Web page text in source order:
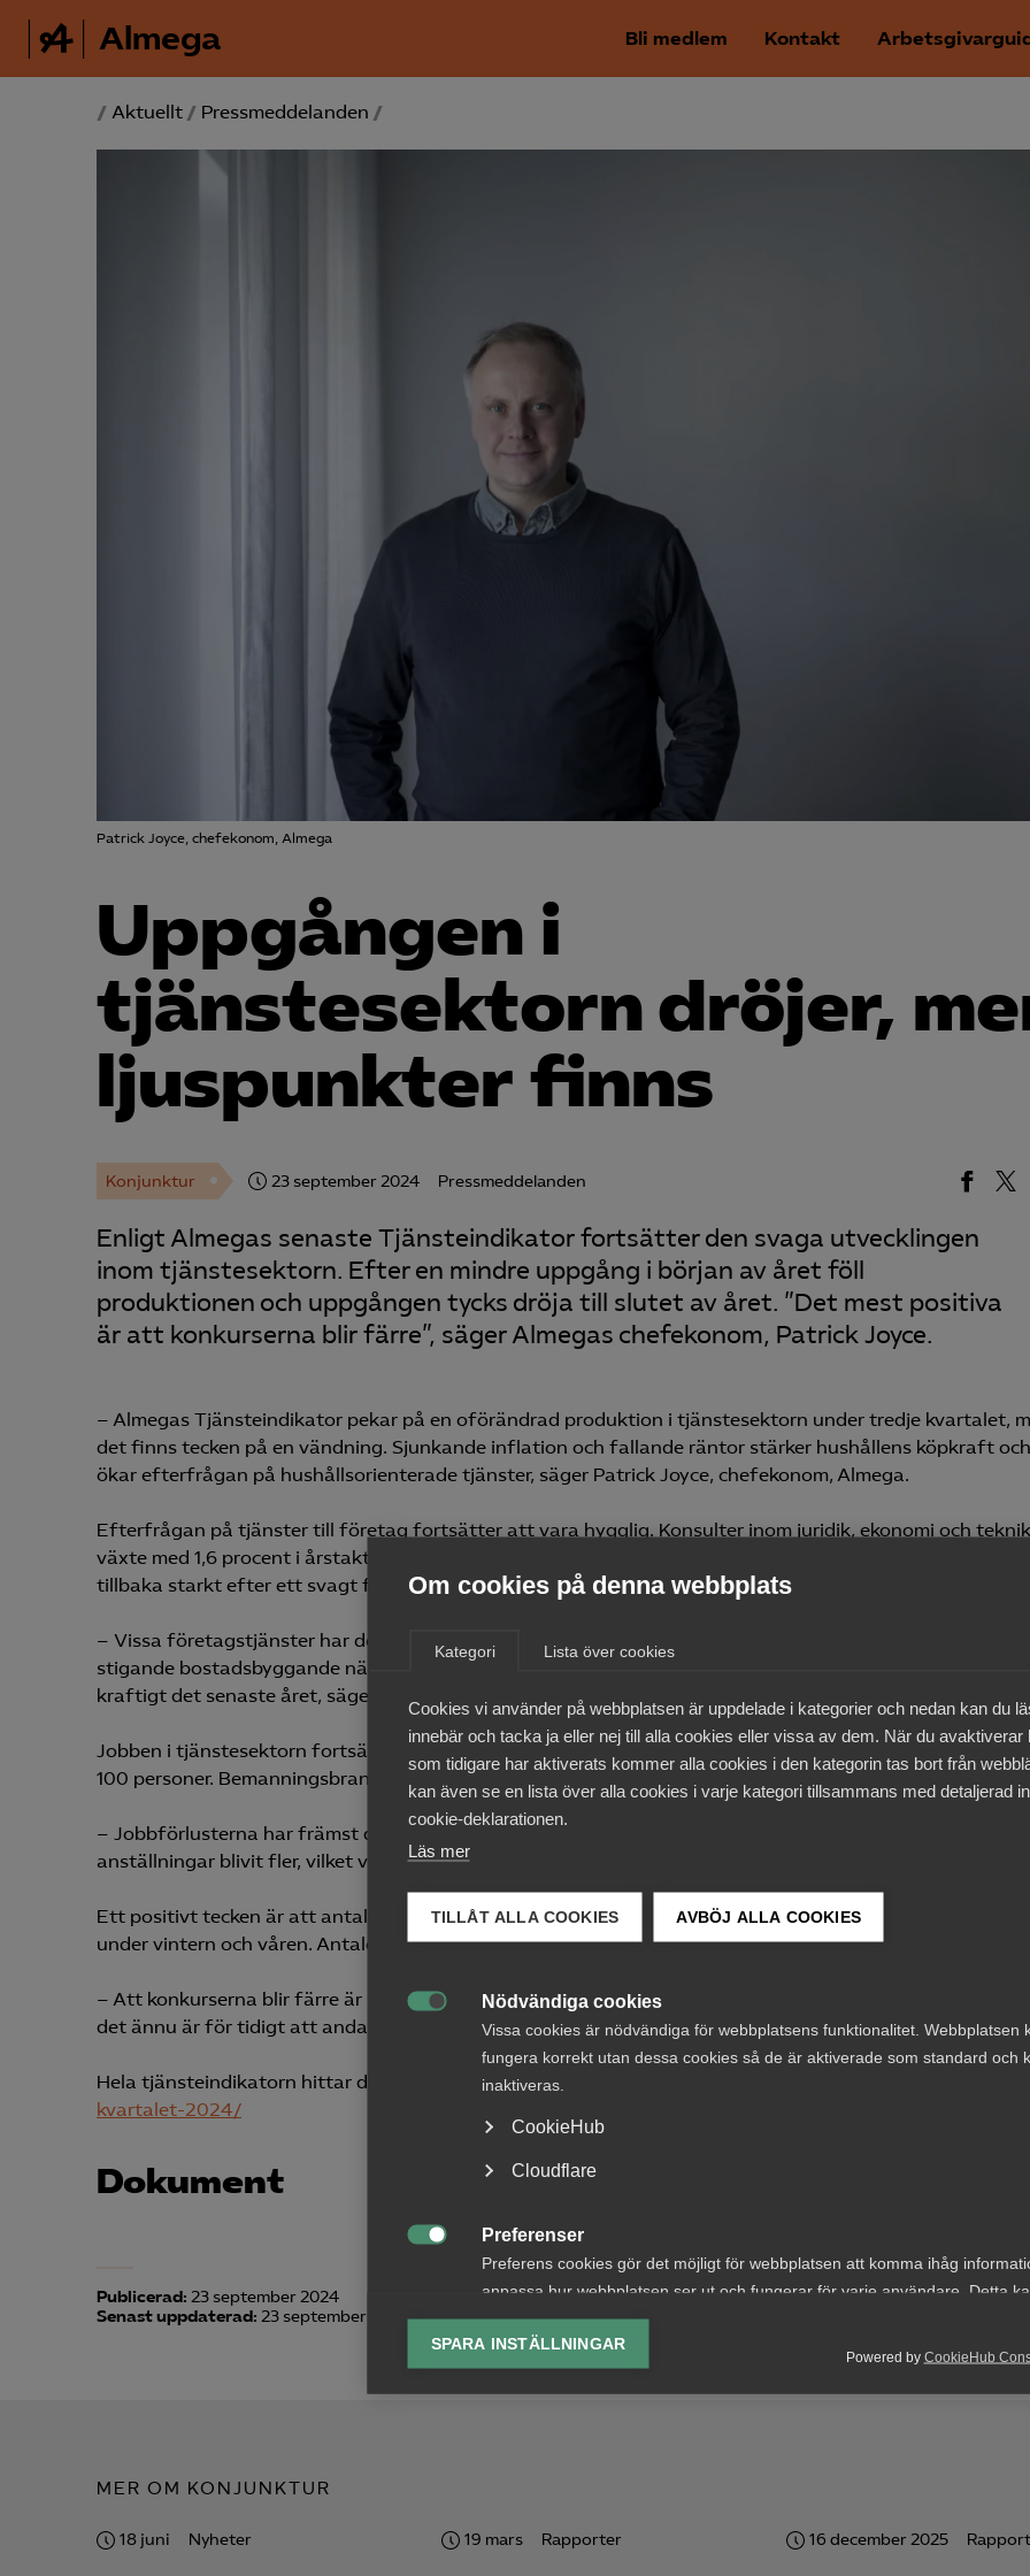
Om cookies på denna webbplats
Kategori Lista över cookies
Cookies vi använder på webbplatsen är uppdelade i kategorier och nedan kan du
innebär och tacka ja eller nej till alla cookies eller vissa av dem. När du avaktiverar
som tidigare har aktiverats kommer alla cookies i den kategorin tas bort från
kan även se en lista över alla cookies i varje kategori tillsammans med detaljerad
cookie-deklarationen.
Läs mer
TILLÅT ALLA COOKIES AVBÖJ ALLA COOKIES
Nödvändiga cookies
Vissa cookies är nödvändiga för webbplatsens funktionalitet. Webbplatsen
fungera korrekt utan dessa cookies så de är aktiverade som standard och
inaktiveras.
CookieHub
Cloudflare
Preferenser
Preferens cookies gör det möjligt för webbplatsen att komma ihåg
anpassa hur webbplatsen ser ut och fungerar för varje användare. Detta
lagring av vald valuta, region, språk eller färgschema.

Analys-cookies
Powered by CookieHub
SPARA INSTÄLLNINGAR
Almega Bli medlem Kontakt
/ Aktuellt / Pressmeddelanden /
Patrick Joyce, chefekonom, Almega
Uppgången i
tjänstesektorn dröjer,
ljuspunkter finns
Konjunktur 23 september 2024 Pressmeddelanden
Enligt Almegas senaste Tjänsteindikator fortsätter den svaga utvecklingen
inom tjänstesektorn. Efter en mindre uppgång i början av året föll
produktionen och uppgången tycks dröja till slutet av året. ”Det mest positiva
är att konkurserna blir färre”, säger Almegas chefekonom, Patrick Joyce.
– Almegas Tjänsteindikator pekar på en oförändrad produktion i tjänstesektorn under tredje kvartalet,
det finns tecken på en vändning. Sjunkande inflation och fallande räntor stärker hushållens köpkraft och
ökar efterfrågan på hushållsorienterade tjänster, säger Patrick Joyce, chefekonom, Almega.
Efterfrågan på tjänster till företag fortsätter att vara hygglig. Konsulter inom juridik, ekonomi och teknik
växte med 1,6 procent i årstakt andra kvartalet. Även informations- och kommunikationssektorn har
tillbaka starkt efter ett svagt fjolår.
– Vissa företagstjänster har dock problem. Efterfrågan på arkitekttjänster är fortfarande låg men ett
stigande bostadsbyggande nästa år kan innebära en vändning. Även bemanningsbranschen har tappat
kraftigt det senaste året, säger Patrick Joyce.
Jobben i tjänstesektorn fortsätter att bli färre. Under det senaste året har antalet anställda minskat med
100 personer. Bemanningsbranschen har drabbats särskilt hårt, med 10 000 färre anställda det senaste
– Jobbförlusterna har främst drabbat personer med korta anställningar medan personer med längre
anställningar blivit fler, vilket visar att företag försöker behålla sin kärnpersonal, säger Patrick Joyce.
Ett positivt tecken är att antalet konkurser i tjänstesektorn har börjat att minska efter att ha ökat
under vintern och våren. Antalet tjänsteföretag som gått i konkurs har halverats det senaste halvåret.
– Att konkurserna blir färre är mycket glädjande och tyder på att en uppgång i ekonomin är på väg, även
det ännu är för tidigt att andas ut helt, säger Patrick Joyce.
Hela tjänsteindikatorn hittar du här:
https://www.almega.se/2024/09/almegas-tjansteindikator-for-
kvartalet-2024/
Dokument
Publicerad: 23 september 2024
Senast uppdaterad: 23 september 2024
MER OM KONJUNKTUR
18 juni Nyheter 19 mars Rapporter 16 december 2025